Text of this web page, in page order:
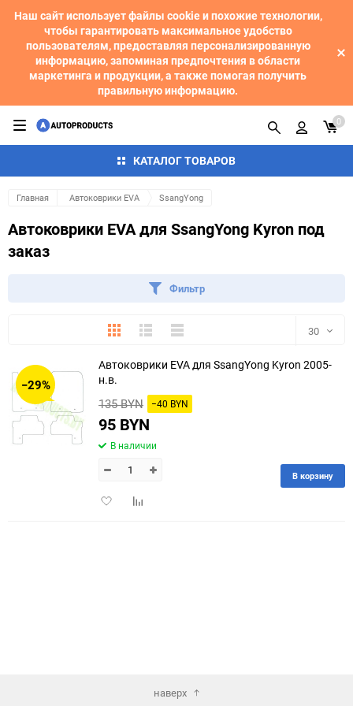
Наш сайт использует файлы cookie и похожие технологии,
чтобы гарантировать максимальное удобство
пользователям, предоставляя персонализированную
информацию, запоминая предпочтения в области
маркетинга и продукции, а также помогая получить
правильную информацию.
КАТАЛОГ ТОВАРОВ
0
Главная Автоковрики EVA SsangYong
Автоковрики EVA для SsangYong Kyron под
заказ
Фильтр
ПлиткаПодробноКомпактно 30
30
150
−29%
Автоковрики EVA для SsangYong Kyron 2005-
н.в.
135 BYN −40 BYN
95 BYN
В наличии
ДобавитьДобавить
В корзину
наверх